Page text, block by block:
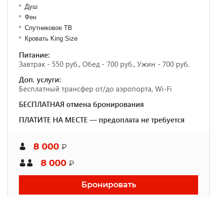
Душ
Фен
Спутниковое ТВ
Кровать King Size
Питание:
Завтрак - 550 руб., Обед - 700 руб., Ужин - 700 руб.
Доп. услуги:
Бесплатный трансфер от/до аэропорта, Wi-Fi
БЕСПЛАТНАЯ отмена бронирования
ПЛАТИТЕ НА МЕСТЕ — предоплата не требуется
8 000 ₽
8 000 ₽
Бронировать